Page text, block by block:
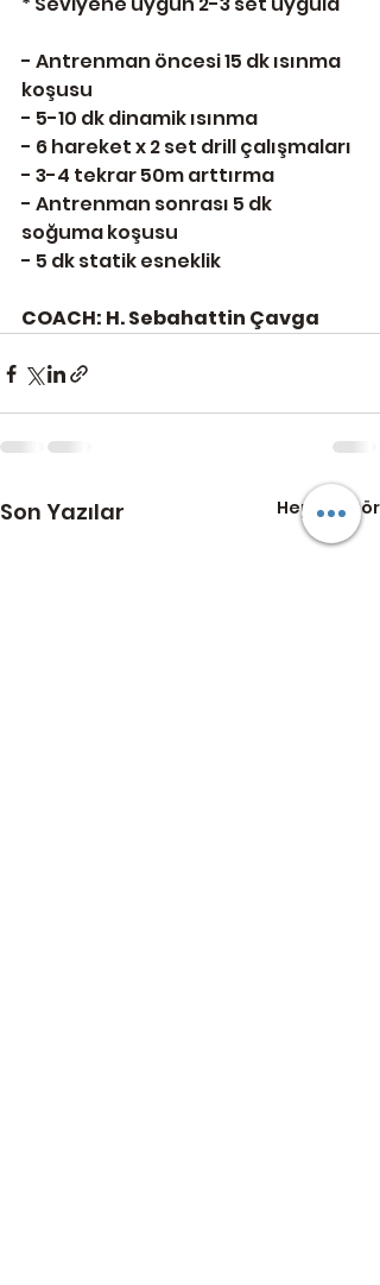
- Antrenman öncesi 15 dk ısınma
koşusu
- 5-10 dk dinamik ısınma
- 6 hareket x 2 set drill çalışmaları
- 3-4 tekrar 50m arttırma
- Antrenman sonrası 5 dk
soğuma koşusu
- 5 dk statik esneklik
COACH: H. Sebahattin Çavga
Son Yazılar Hepsini Gör